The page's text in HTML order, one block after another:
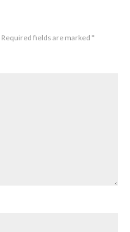
Required fields are marked *